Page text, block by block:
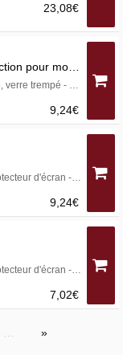
23,08€
9,24€
9,24€
7,02€